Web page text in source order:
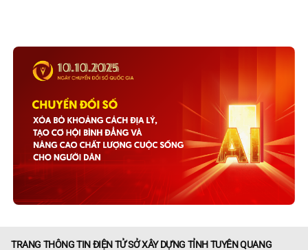
TRANG THÔNG TIN ĐIỆN TỬ SỞ XÂY DỰNG TỈNH TUYÊN QUANG